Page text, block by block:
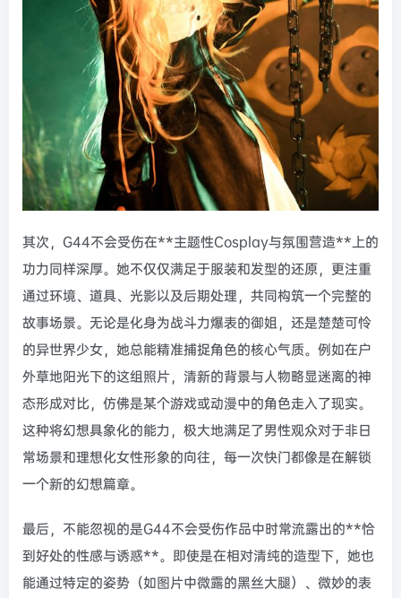
其次，G44不会受伤在**主题性Cosplay与氛围营造**上的
功力同样深厚。她不仅仅满足于服装和发型的还原，更注重
通过环境、道具、光影以及后期处理，共同构筑一个完整的
故事场景。无论是化身为战斗力爆表的御姐，还是楚楚可怜
的异世界少女，她总能精准捕捉角色的核心气质。例如在户
外草地阳光下的这组照片，清新的背景与人物略显迷离的神
态形成对比，仿佛是某个游戏或动漫中的角色走入了现实。
这种将幻想具象化的能力，极大地满足了男性观众对于非日
常场景和理想化女性形象的向往，每一次快门都像是在解锁
一个新的幻想篇章。
最后，不能忽视的是G44不会受伤作品中时常流露出的**恰
到好处的性感与诱惑**。即使是在相对清纯的造型下，她也
能通过特定的姿势（如图片中微露的黑丝大腿）、微妙的表